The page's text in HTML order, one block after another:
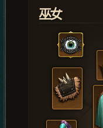
巫女